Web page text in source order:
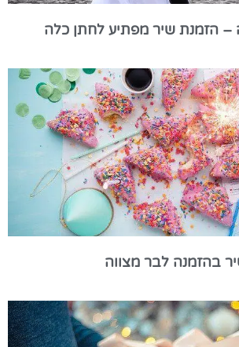
– הזמנת שיר מפתיע לחתן כלה
בהזמנה לבר מצווה